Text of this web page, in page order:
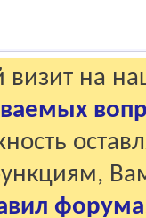
визит на
форума